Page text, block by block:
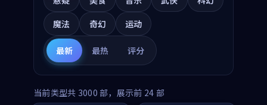
魔法
奇幻 运动
最新 最热 评分
当前类型共 3000 部，展示前 24 部
99:16